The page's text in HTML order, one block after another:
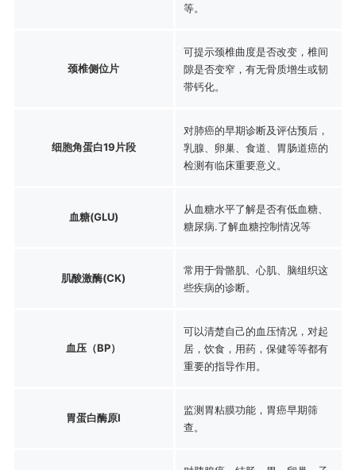
等。
颈椎侧位片
可提示颈椎曲度是否改变，椎间
隙是否变窄，有无骨质增生或韧
带钙化。
细胞角蛋白19片段
对肺癌的早期诊断及评估预后，
乳腺、卵巢、食道、胃肠道癌的
检测有临床重要意义。
血糖(GLU)
从血糖水平了解是否有低血糖、
糖尿病.了解血糖控制情况等
肌酸激酶(CK)
常用于骨骼肌、心肌、脑组织这
些疾病的诊断。
血压（BP）
可以清楚自己的血压情况，对起
居，饮食，用药，保健等等都有
重要的指导作用。
胃蛋白酶原Ⅰ
监测胃粘膜功能，胃癌早期筛
查。